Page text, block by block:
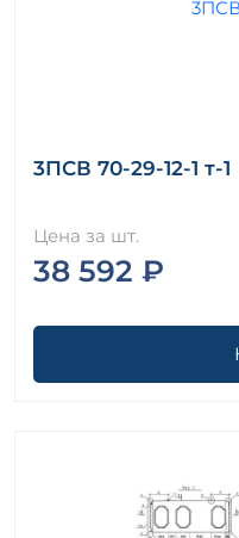
3ПСВ 70-29-12-1 т-1
Цена за шт.
38 592 ₽